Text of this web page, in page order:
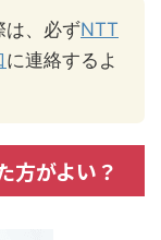
は、必ずNTT
に連絡するよ
方がよい？